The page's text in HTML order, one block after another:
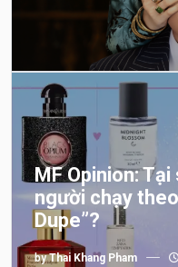
MF Opinion:
người chạy
Dupe”?
byThai Khang Pham